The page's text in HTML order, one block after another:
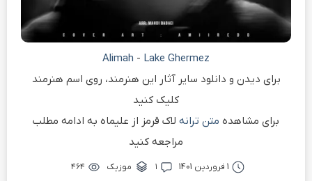
Alimah - Lake Ghermez
برای دیدن و دانلود سایر آثار این هنرمند، روی اسم هنرمند
کلیک کنید
برای مشاهده متن ترانه لاک قرمز از علیماه به ادامه مطلب
مراجعه کنید
1 فروردین 1401 ۱ موزیک ۴۶۴